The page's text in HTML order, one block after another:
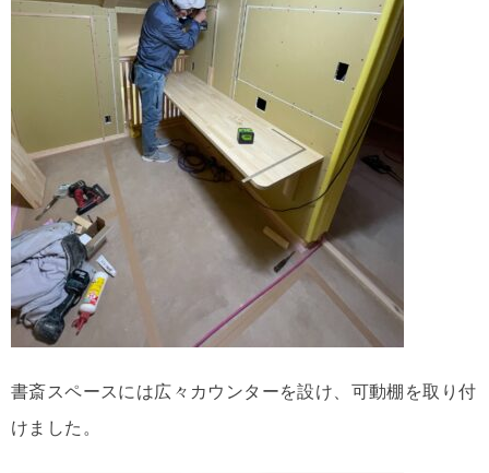
書斎スペースには広々カウンターを設け、可動棚を取り付
けました。